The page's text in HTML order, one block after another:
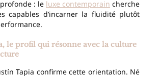
: le luxe contemporain cherche
capables d’incarner la fluidité plutôt
le profil qui résonne avec la culture
Tapia confirme cette orientation. Né